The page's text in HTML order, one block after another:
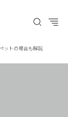
ットの場合も解説